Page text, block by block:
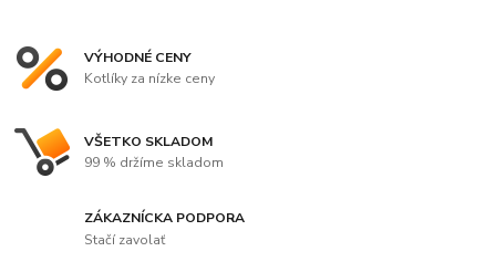
VÝHODNÉ CENY
Kotlíky za nízke ceny
VŠETKO SKLADOM
99 % držíme skladom
ZÁKAZNÍCKA PODPORA
Stačí zavolať